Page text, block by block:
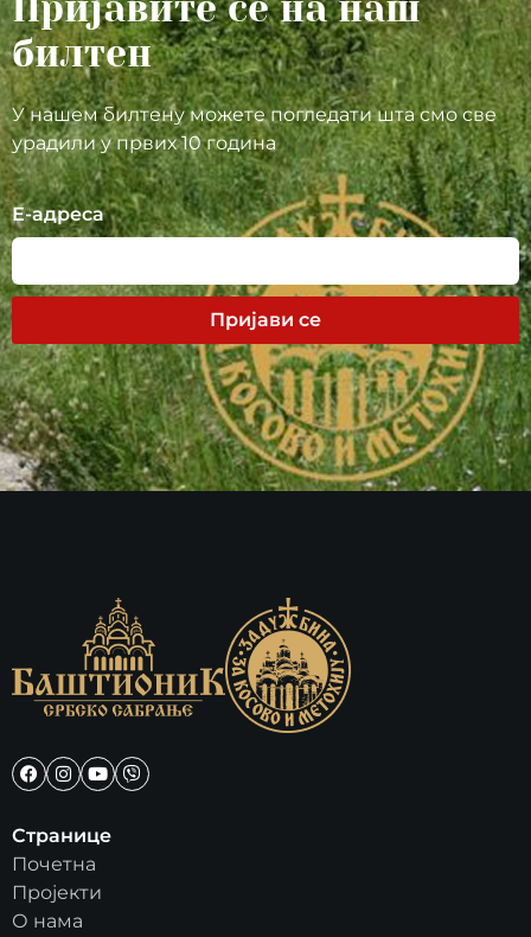
билтен
У нашем билтену можете погледати шта смо све
урадили у првих 10 година
Е-адреса
Пријави се
Странице
Почетна
Пројекти
О нама